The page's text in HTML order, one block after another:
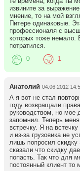
извините за
мнение, то на мой
Питере одинаковые.
профессионаля с
которых тоже немало.
потратился.
0 1
Анатолий 04.06.2012
А я вот не стал
году возвращали
руководством, но мое
запомнил. Теперь
встречку. Я на
и из-за грузовика не
лишь попросил скидку
сказали что скидку
попасть. Так что для
постоянный клиент то